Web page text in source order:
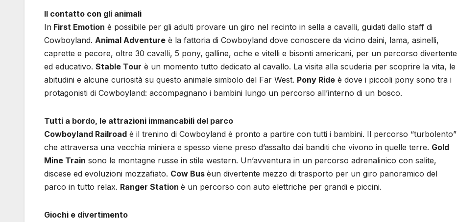
Il contatto con gli animali
In First Emotion è possibile per gli adulti provare un giro nel recinto in sella a cavalli, guidati dallo staff di
Cowboyland. Animal Adventure è la fattoria di Cowboyland dove conoscere da vicino daini, lama, asinelli,
caprette e pecore, oltre 30 cavalli, 5 pony, galline, oche e vitelli e bisonti americani, per un percorso divertente
ed educativo. Stable Tour è un momento tutto dedicato al cavallo. La visita alla scuderia per scoprire la vita, le
abitudini e alcune curiosità su questo animale simbolo del Far West. Pony Ride è dove i piccoli pony sono tra i
protagonisti di Cowboyland: accompagnano i bambini lungo un percorso all’interno di un bosco.
Tutti a bordo, le attrazioni immancabili del parco
Cowboyland Railroad è il trenino di Cowboyland è pronto a partire con tutti i bambini. Il percorso “turbolento”
che attraversa una vecchia miniera e spesso viene preso d’assalto dai banditi che vivono in quelle terre. Gold
Mine Train sono le montagne russe in stile western. Un’avventura in un percorso adrenalinico con salite,
discese ed evoluzioni mozzafiato. Cow Bus èun divertente mezzo di trasporto per un giro panoramico del
parco in tutto relax. Ranger Station è un percorso con auto elettriche per grandi e piccini.
Giochi e divertimento